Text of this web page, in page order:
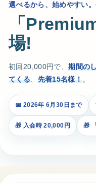
メー
選べるから、始めやすい
「
場!
初回20,000円で、期間の
てくる、 先着15名様！。
📅 2026年 6月30日まで
🎁 入会時 20,000円 🎁